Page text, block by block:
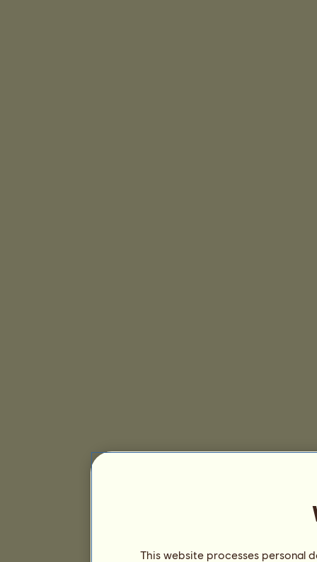
This website processes personal